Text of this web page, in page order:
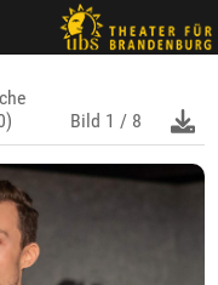
Bild 1 / 8